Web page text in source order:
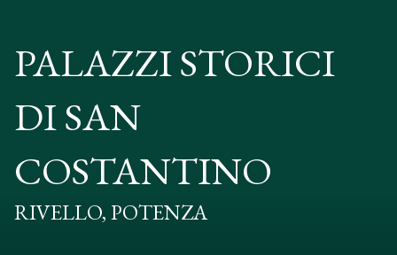
PALAZZI STORICI
DI SAN
COSTANTINO
RIVELLO, POTENZA